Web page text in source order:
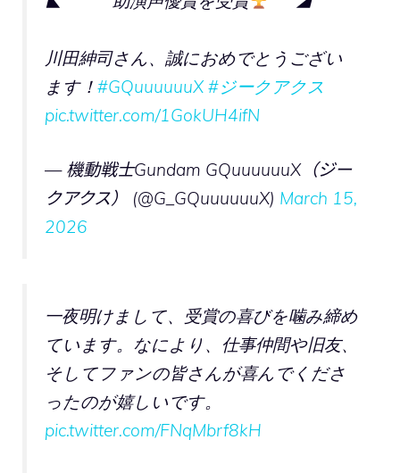
川田紳司さん、誠におめでとうござい
ます！ #GQuuuuuuX #ジークアクス
pic.twitter.com/1GokUH4ifN
— 機動戦士Gundam GQuuuuuuX（ジー
クアクス） (@G_GQuuuuuuX) March 15,
2026
一夜明けまして、受賞の喜びを噛み締め
ています。なにより、仕事仲間や旧友、
そしてファンの皆さんが喜んでくださ
ったのが嬉しいです。
pic.twitter.com/FNqMbrf8kH